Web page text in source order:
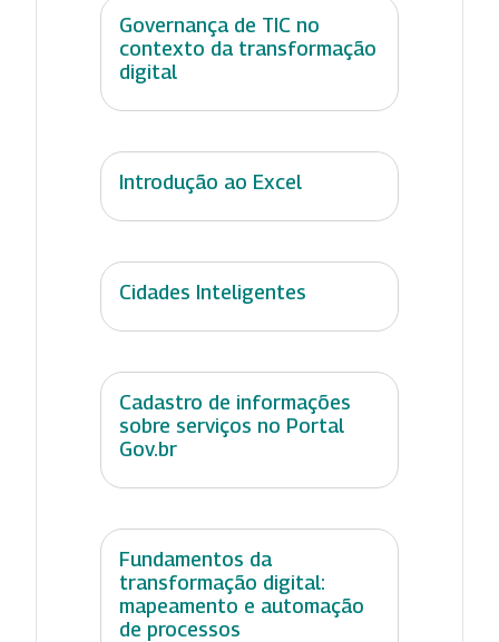
Governança de TIC no
contexto da transformação
digital
Introdução ao Excel
Cidades Inteligentes
Cadastro de informações
sobre serviços no Portal
Gov.br
Fundamentos da
transformação digital:
mapeamento e automação
de processos